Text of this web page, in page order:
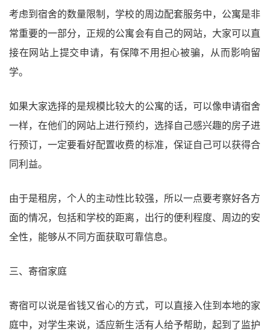
考虑到宿舍的数量限制，学校的周边配套服务中，公寓是非
常重要的一部分，正规的公寓会有自己的网站，大家可以直
接在网站上提交申请，有保障不用担心被骗，从而影响留
学。
如果大家选择的是规模比较大的公寓的话，可以像申请宿舍
一样，在他们的网站上进行预约，选择自己感兴趣的房子进
行预订，一定要看好配置收费的标准，保证自己可以获得合
同利益。
由于是租房，个人的主动性比较强，所以一点要考察好各方
面的情况，包括和学校的距离，出行的便利程度、周边的安
全性，能够从不同方面获取可靠信息。
三、寄宿家庭
寄宿可以说是省钱又省心的方式，可以直接入住到本地的家
庭中，对学生来说，适应新生活有人给予帮助，起到了监护